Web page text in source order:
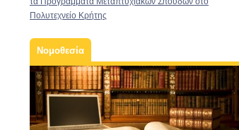
Πολυτεχνείο Κρήτης
Νομοθεσία